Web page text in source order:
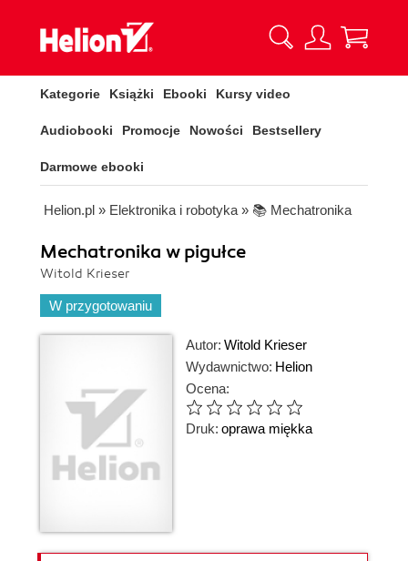
Kategorie Książki Ebooki Kursy video
Audiobooki Promocje Nowości Bestsellery
Darmowe ebooki
Helion.pl » Elektronika i robotyka » 📚 Mechatronika
Mechatronika w pigułce
Witold Krieser
W przygotowaniu
Autor: Witold Krieser
Wydawnictwo: Helion
Ocena:
Druk: oprawa miękka